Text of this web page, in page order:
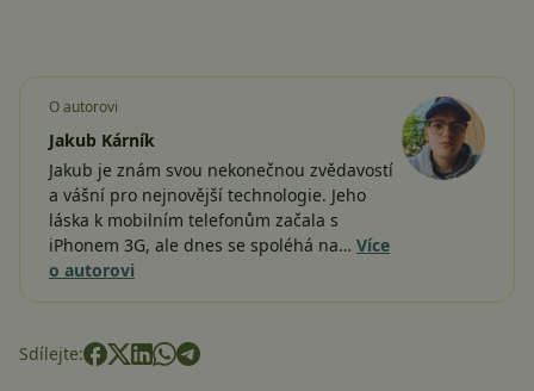
O autorovi
Jakub Kárník
Jakub je znám svou nekonečnou zvědavostí
a vášní pro nejnovější technologie. Jeho
láska k mobilním telefonům začala s
iPhonem 3G, ale dnes se spoléhá na… Více
o autorovi
Sdílejte: